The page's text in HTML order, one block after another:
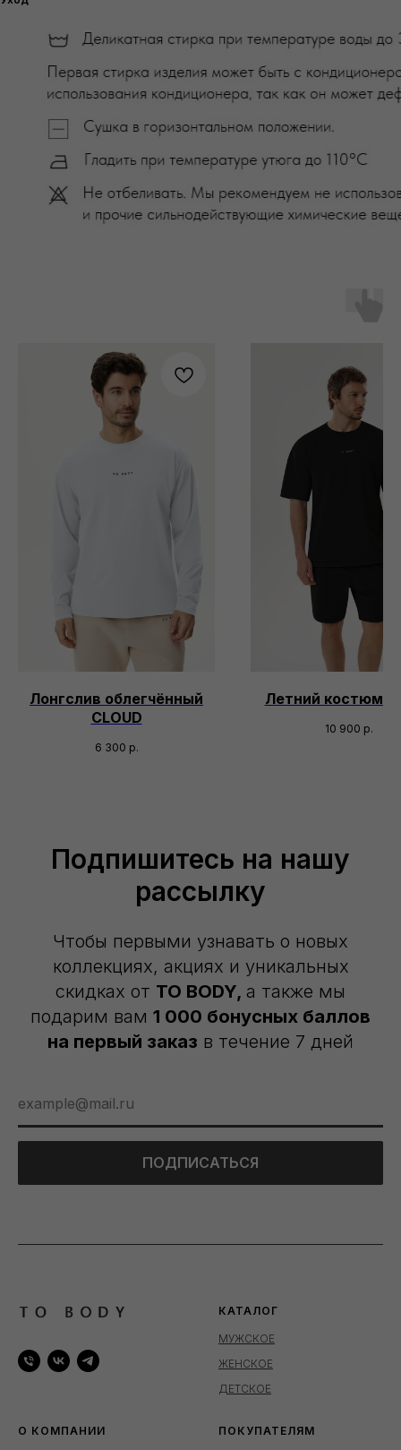
Лонгслив облегчённый
CLOUD
6 300 р.
Летний костюм
10 900 р.
Подпишитесь на нашу
рассылку
Чтобы первыми узнавать о новых
коллекциях, акциях и уникальных
скидках от TO BODY, а также мы
подарим вам 1 000 бонусных баллов
на первый заказ в течение 7 дней
ПОДПИСАТЬСЯ
КАТАЛОГ
МУЖСКОЕ
ЖЕНСКОЕ
ДЕТСКОЕ
О КОМПАНИИ ПОКУПАТЕЛЯМ